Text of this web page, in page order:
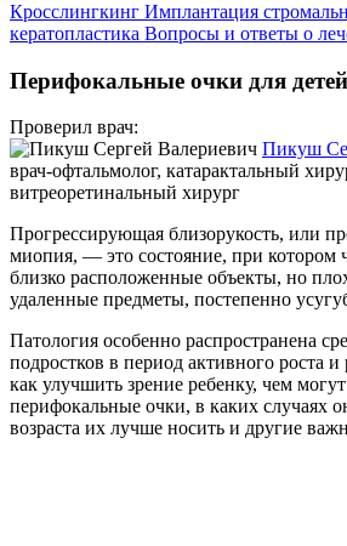
Кросслингкинг Имплантация
кератопластика Вопросы и ответы о
Перифокальные очки для детей
Проверил врач:
Пикуш
врач-офтальмолог, катарактальный
витреоретинальный хирург
Прогрессирующая близорукость, или
миопия, — это состояние, при котором
близко расположенные объекты, но
удаленные предметы, постепенно
Патология особенно распространена
подростков в период активного роста
как улучшить зрение ребенку, чем
перифокальные очки, в каких случаях
возраста их лучше носить и другие